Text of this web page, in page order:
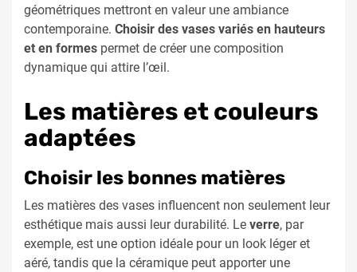
géométriques mettront en valeur une ambiance
contemporaine. Choisir des vases variés en hauteurs
et en formes permet de créer une composition
dynamique qui attire l’œil.
Les matières et couleurs
adaptées
Choisir les bonnes matières
Les matières des vases influencent non seulement leur
esthétique mais aussi leur durabilité. Le verre, par
exemple, est une option idéale pour un look léger et
aéré, tandis que la céramique peut apporter une